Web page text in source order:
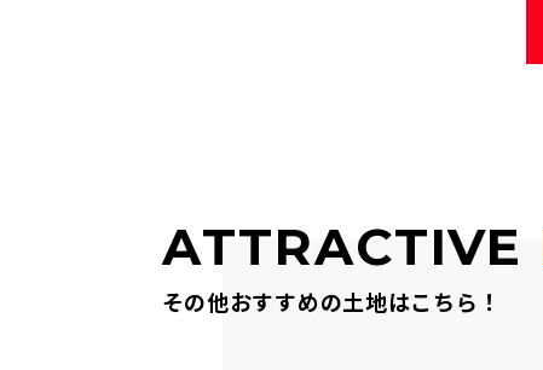
ATTRACTIVE
その他おすすめの土地はこちら！